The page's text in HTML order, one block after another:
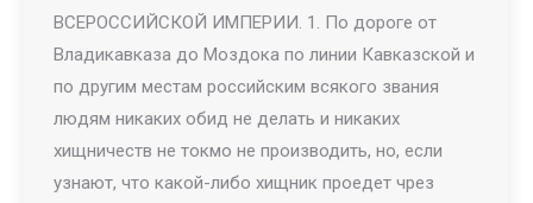
ВСЕРОССИЙСКОЙ ИМПЕРИИ. 1. По дороге от
Владикавказа до Моздока по линии Кавказской и
по другим местам российским всякого звания
людям никаких обид не делать и никаких
хищничеств не токмо не производить, но, если
узнают, что какой-либо хищник проедет чрез